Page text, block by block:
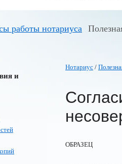
работы нотариуса
и
Нотариус /
ОБРАЗЕЦ